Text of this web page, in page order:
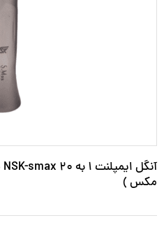
مکس )